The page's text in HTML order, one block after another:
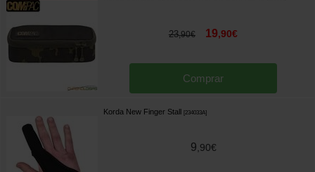
23,90€ 19,90€
Comprar
Korda New Finger Stall [234033A]
9,90€